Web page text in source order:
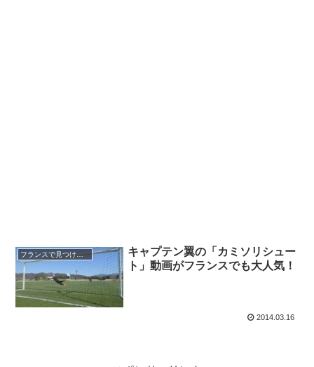
フランスで見つけた日本
キャプテン翼の「カミソリシュー
ト」動画がフランスでも大人気！
2014.03.16